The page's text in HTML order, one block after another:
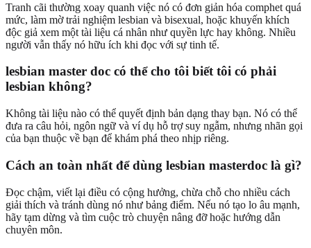
Tranh cãi thường xoay quanh việc nó có đơn giản hóa comphet quá
mức, làm mờ trải nghiệm lesbian và bisexual, hoặc khuyến khích
độc giả xem một tài liệu cá nhân như quyền lực hay không. Nhiều
người vẫn thấy nó hữu ích khi đọc với sự tinh tế.
lesbian master doc có thể cho tôi biết tôi có phải
lesbian không?
Không tài liệu nào có thể quyết định bản dạng thay bạn. Nó có thể
đưa ra câu hỏi, ngôn ngữ và ví dụ hỗ trợ suy ngẫm, nhưng nhãn gọi
của bạn thuộc về bạn để khám phá theo nhịp riêng.
Cách an toàn nhất để dùng lesbian masterdoc là gì?
Đọc chậm, viết lại điều có cộng hưởng, chừa chỗ cho nhiều cách
giải thích và tránh dùng nó như bảng điểm. Nếu nó tạo lo âu mạnh,
hãy tạm dừng và tìm cuộc trò chuyện nâng đỡ hoặc hướng dẫn
chuyên môn.